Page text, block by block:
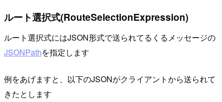
ルート選択式(RouteSelectionExpression)
ルート選択式にはJSON形式で送られてるくるメッセージの
JSONPathを指定します
例をあげますと、以下のJSONがクライアントから送られて
きたとします